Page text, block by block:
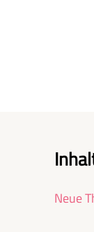
Neue